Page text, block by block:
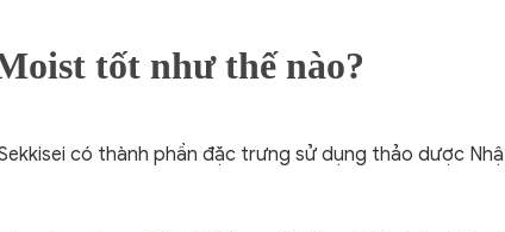
tốt như thế nào?
có thành phần đặc trưng sử dụng thảo dược